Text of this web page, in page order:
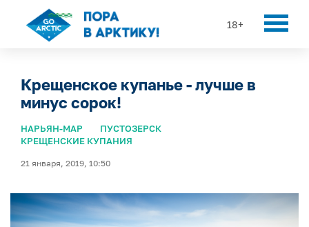
18+
Крещенское купанье - лучше в
минус сорок!
НАРЬЯН-МАР
ПУСТОЗЕРСК
КРЕЩЕНСКИЕ КУПАНИЯ
21 января, 2019, 10:50